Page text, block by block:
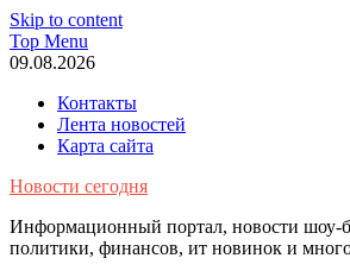
Skip to content
Top Menu
09.08.2026
Контакты
Лента новостей
Карта сайта
Новости сегодня
Информационный портал, новости шоу-
политики, финансов, ит новинок и